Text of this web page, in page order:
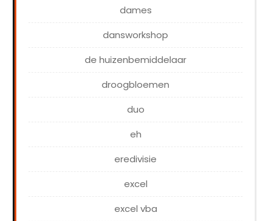
dames
dansworkshop
de huizenbemiddelaar
droogbloemen
duo
eh
eredivisie
excel
excel vba